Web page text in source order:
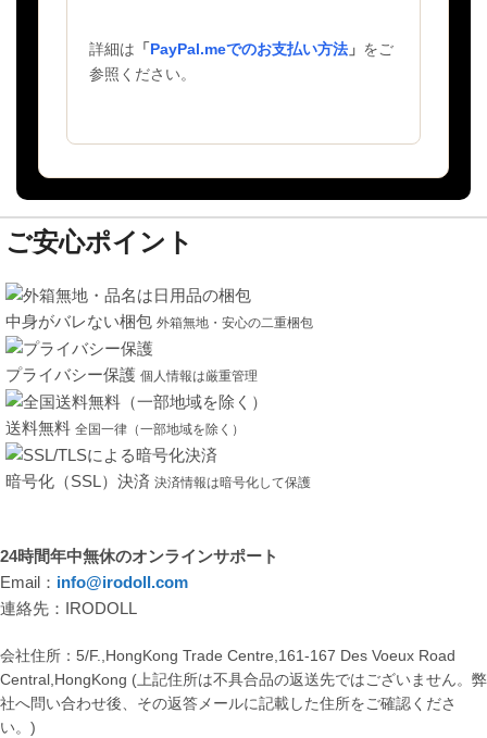
詳細は 「 PayPal.meでのお支払い方法 」 をご
参照ください。
ご安心ポイント
中身がバレない梱包 外箱無地・安心の二重梱包
プライバシー保護 個人情報は厳重管理
送料無料 全国一律（一部地域を除く）
暗号化（SSL）決済 決済情報は暗号化して保護
24時間年中無休のオンラインサポート
Email： info@irodoll.com
連絡先：IRODOLL
会社住所：5/F.,HongKong Trade Centre,161-167 Des Voeux Road
Central,HongKong (上記住所は不具合品の返送先ではございません。弊
社へ問い合わせ後、その返答メールに記載した住所をご確認くださ
い。)